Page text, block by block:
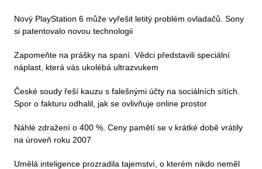
Nový PlayStation 6 může vyřešit letitý problém ovladačů. Sony
si patentovalo novou technologii
Zapomeňte na prášky na spaní. Vědci představili speciální
náplast, která vás ukolébá ultrazvukem
České soudy řeší kauzu s falešnými účty na sociálních sítích.
Spor o fakturu odhalil, jak se ovlivňuje online prostor
Náhlé zdražení o 400 %. Ceny pamětí se v krátké době vrátily
na úroveň roku 2007
Umělá inteligence prozradila tajemství, o kterém nikdo neměl